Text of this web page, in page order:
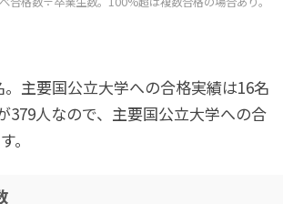
主要国公立大学への合格実績は16名
379人なので、主要国公立大学への合
。